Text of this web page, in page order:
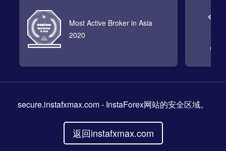
Most Active Broker in Asia
2020
secure.instafxmax.com- InstaForex网站的安全区域。
返回instafxmax.com